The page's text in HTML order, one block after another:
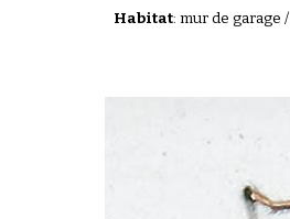
Habitat: mur de garage /